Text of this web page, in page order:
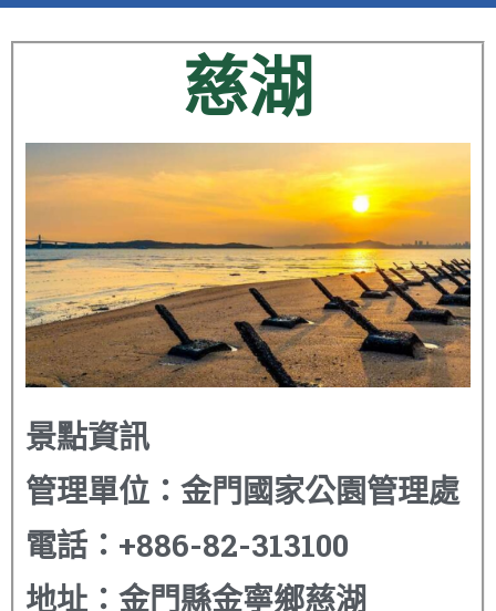
慈湖
景點資訊
管理單位： 金門國家公園管理處
電話 ： +886-82-313100
地址 ： 金門縣金寧鄉慈湖